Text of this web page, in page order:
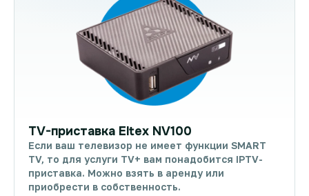
TV-приставка Eltex NV100
Если ваш телевизор не имеет функции SMART
TV, то для услуги TV+ вам понадобится IPTV-
приставка. Можно взять в аренду или
приобрести в собственность.